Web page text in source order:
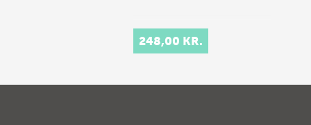
248,00 KR.